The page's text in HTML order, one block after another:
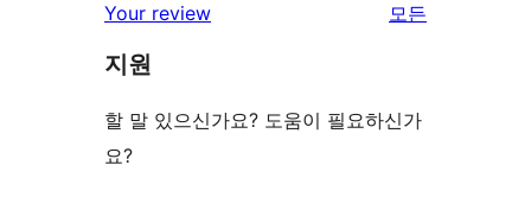
기
후
기
점
후
Your review 모든
지원
할 말 있으신가요? 도움이 필요하신가
요?